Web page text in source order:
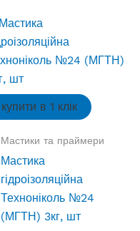
купити в 1 клік
Мастики та праймери
Мастика
гідроізоляційна
Техноніколь №24
(МГТН) 3кг, шт